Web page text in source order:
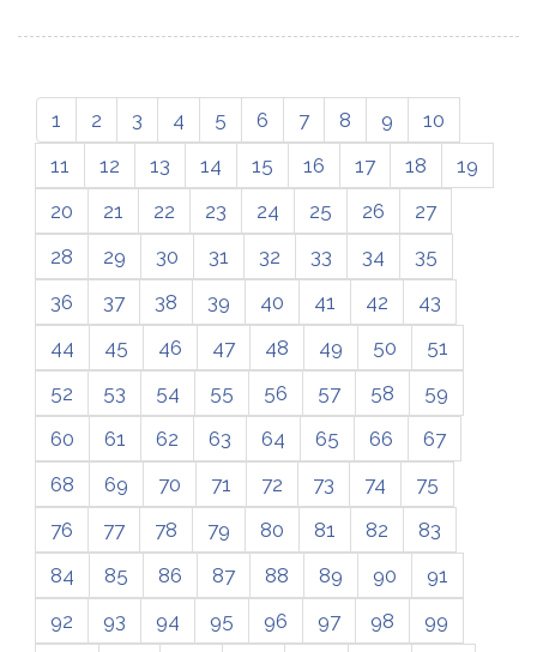
1 2 3 4 5 6 7 8 9
10
11
12 13 14 15 16 17 18
19
20
21 22 23 24 25 26
27
28
29 30 31 32 33 34
35
36
37 38 39 40 41 42
43
44
45 46 47 48 49 50
51
52
53 54 55 56 57 58
59
60
61 62 63 64 65 66
67
68
69 70 71 72 73 74
75
76
77 78 79 80 81 82
83
84
85 86 87 88 89 90
91
92
93 94 95 96 97 98
99